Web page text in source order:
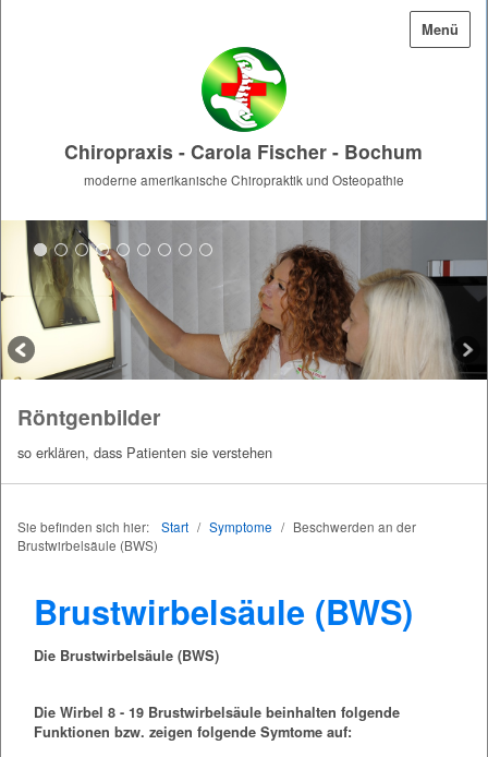
Menü
Chiropraxis - Carola Fischer - Bochum
moderne amerikanische Chiropraktik und Osteopathie
Röntgenbilder
so erklären, dass Patienten sie verstehen
Sie befinden sich hier: Start / Symptome / Beschwerden an der
Brustwirbelsäule (BWS)
Brustwirbelsäule (BWS)
Die Brustwirbelsäule (BWS)
Die Wirbel 8 - 19 Brustwirbelsäule beinhalten folgende
Funktionen bzw. zeigen folgende Symtome auf: